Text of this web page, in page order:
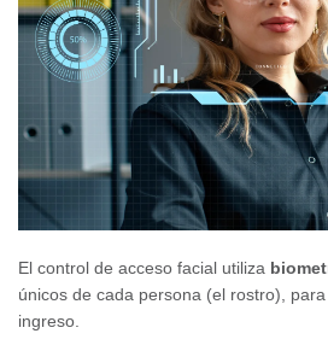
El control de acceso facial utiliza
únicos de cada persona (el rostro),
ingreso.